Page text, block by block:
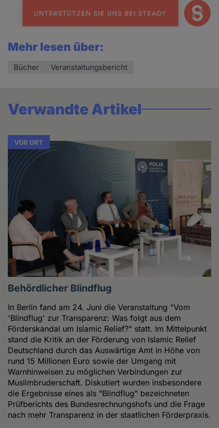
Mehr lesen über:
Bücher Veranstaltungsbericht
Verwandte Artikel
VOR ORT
Behördlicher Blindflug
In Berlin fand am 24. Juni die Veranstaltung "Vom
'Blindflug' zur Transparenz: Was folgt aus dem
Förderskandal um Islamic Relief?" statt. Im Mittelpunkt
stand die Kritik an der Förderung von Islamic Relief
Deutschland durch das Auswärtige Amt in Höhe von
rund 15 Millionen Euro sowie der Umgang mit
Warnhinweisen zu möglichen Verbindungen zur
Muslimbruderschaft. Diskutiert wurden insbesondere
die Ergebnisse eines als "Blindflug" bezeichneten
Prüfberichts des Bundesrechnungshofs und die Frage
nach mehr Transparenz in der staatlichen Förderpraxis.